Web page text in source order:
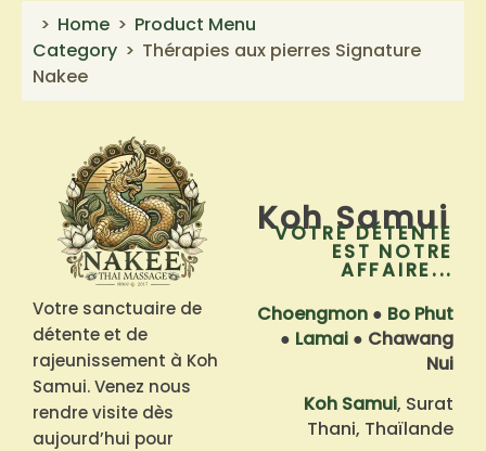
Home
Product Menu
Category
Thérapies aux pierres Signature
Nakee
Votre sanctuaire de
détente et de
rajeunissement à Koh
Samui. Venez nous
rendre visite dès
aujourd’hui pour
Koh Samui
VOTRE DÉTENTE
EST NOTRE
AFFAIRE...
Choengmon ● Bo Phut
● Lamai ● Chawang
Nui
Koh Samui, Surat
Thani, Thaïlande